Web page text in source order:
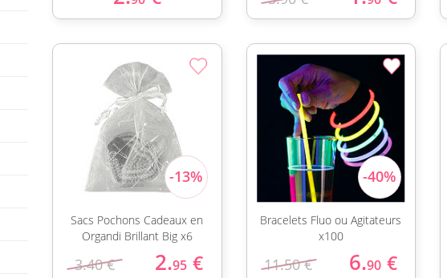
Sacs Pochons Cadeaux en
Organdi Brillant Big x6
3.40 € 2.95 €
Bracelets Fluo ou Agitateurs
x100
11.50 € 6.90 €